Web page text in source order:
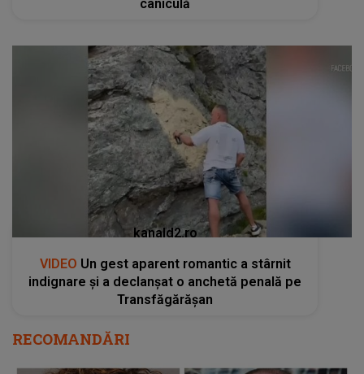
caniculă
kanald2.ro
VIDEO Un gest aparent romantic a stârnit
indignare și a declanșat o anchetă penală pe
Transfăgărășan
RECOMANDĂRI